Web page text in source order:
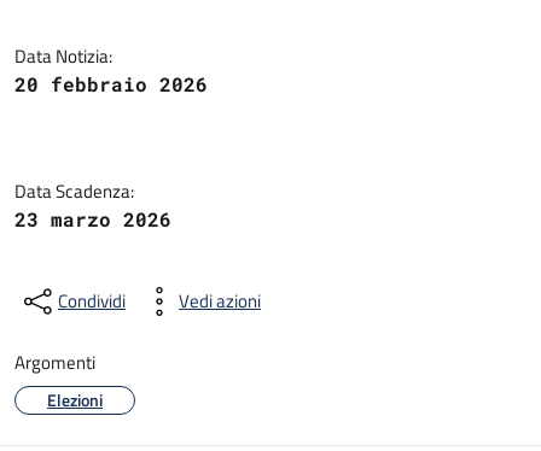
Data Notizia:
20 febbraio 2026
Data Scadenza:
23 marzo 2026
Condividi Vedi azioni
Argomenti
Elezioni